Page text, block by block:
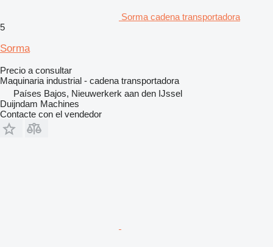
Sorma cadena transportadora
5
Sorma
Precio a consultar
Maquinaria industrial - cadena transportadora
Países Bajos, Nieuwerkerk aan den IJssel
Duijndam Machines
Contacte con el vendedor